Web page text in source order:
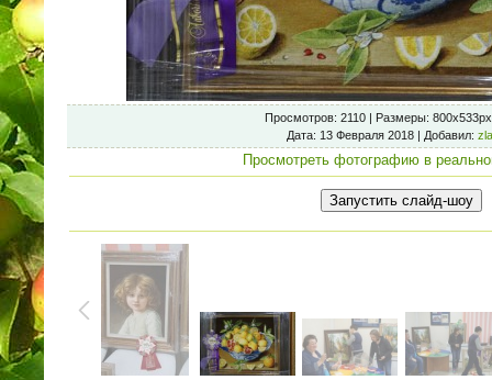
Просмотров: 2110 | Размеры:
Дата: 13 Февраля 2018 | Добавил:
Просмотреть фотографию в